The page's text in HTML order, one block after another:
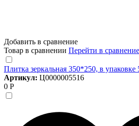
Добавить в сравнение
Товар в сравнении Перейти в сравнение
Плитка зеркальная 350*250, в упаковке
Артикул: Ц0000005516
0 Р